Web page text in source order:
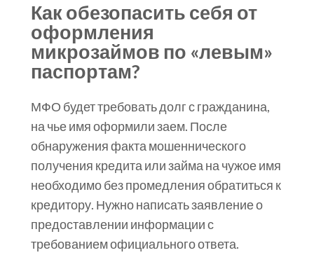
Как обезопасить себя от
оформления
микрозаймов по «левым»
паспортам?
МФО будет требовать долг с гражданина,
на чье имя оформили заем. После
обнаружения факта мошеннического
получения кредита или займа на чужое имя
необходимо без промедления обратиться к
кредитору. Нужно написать заявление о
предоставлении информации с
требованием официального ответа.